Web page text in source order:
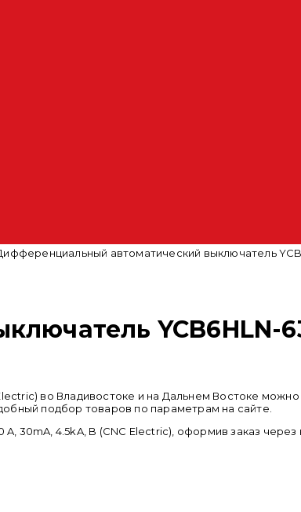
автоматический выключатель
YCB6HLN-63
во Владивостоке и на Дальнем Востоке можно
подбор товаров по параметрам на сайте.
30mA, 4.5kA, B (CNC Electric), оформив заказ